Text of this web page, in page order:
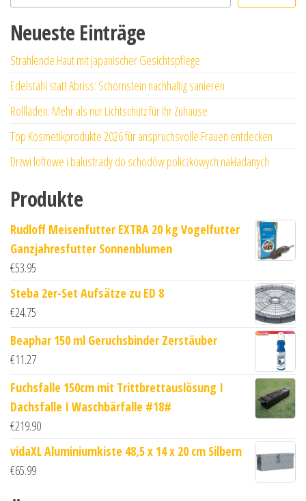
Neueste Einträge
Strahlende Haut mit japanischer Gesichtspflege
Edelstahl statt Abriss: Schornstein nachhaltig sanieren
Rollläden: Mehr als nur Lichtschutz für Ihr Zuhause
Top Kosmetikprodukte 2026 für anspruchsvolle Frauen entdecken
Drzwi loftowe i balustrady do schodów policzkowych nakładanych
Produkte
Rudloff Meisenfutter EXTRA 20 kg Vogelfutter
Ganzjahresfutter Sonnenblumen
€53.95
Steba 2er-Set Aufsätze zu ED 8
€24.75
Beaphar 150 ml Geruchsbinder Zerstäuber
€11.27
Fuchsfalle 150cm mit Trittbrettauslösung I
Dachsfalle I Waschbärfalle #18#
€219.90
vidaXL Aluminiumkiste 48,5 x 14 x 20 cm Silbern
€65.99